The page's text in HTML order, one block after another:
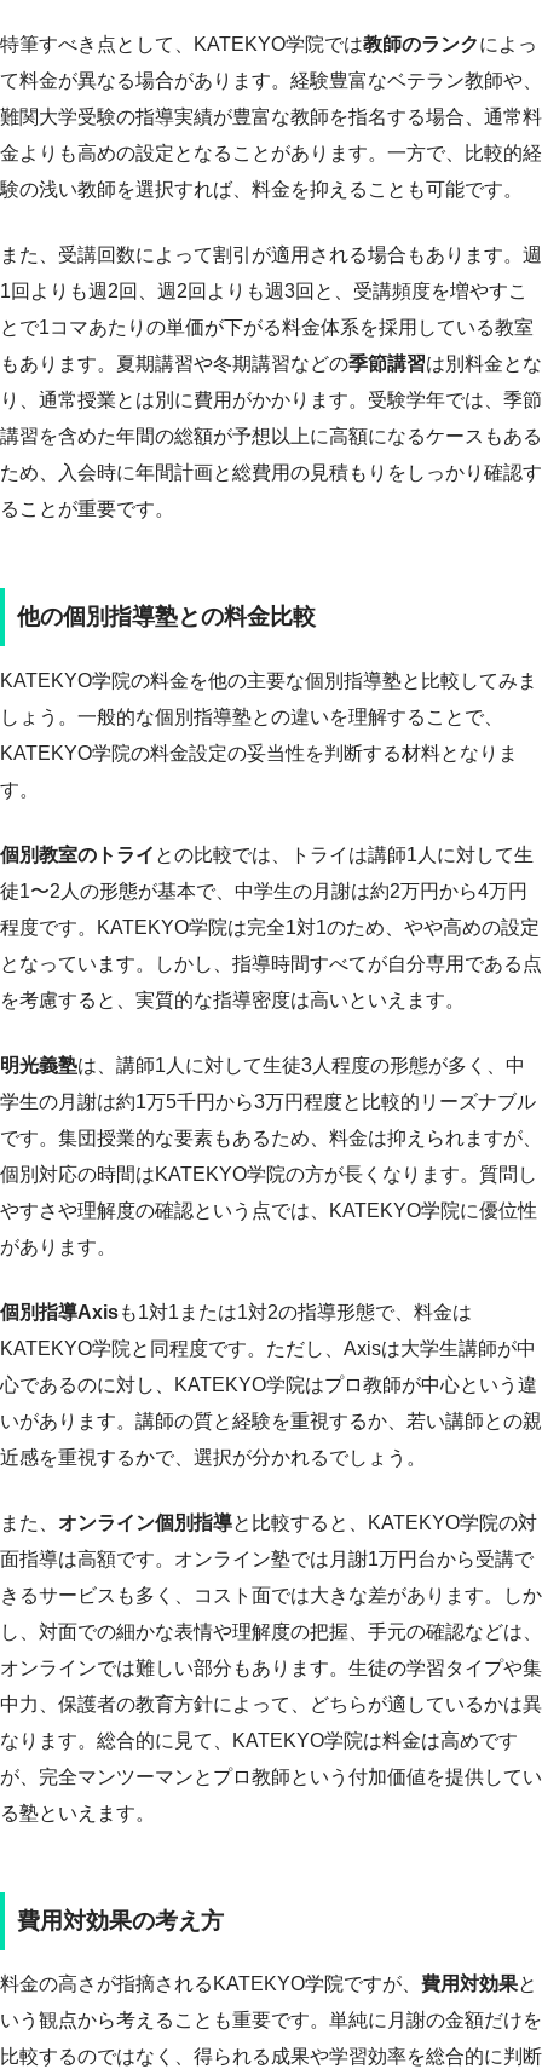
特筆すべき点として、KATEKYO学院では教師のランクによっ
て料金が異なる場合があります。経験豊富なベテラン教師や、
難関大学受験の指導実績が豊富な教師を指名する場合、通常料
金よりも高めの設定となることがあります。一方で、比較的経
験の浅い教師を選択すれば、料金を抑えることも可能です。
また、受講回数によって割引が適用される場合もあります。週
1回よりも週2回、週2回よりも週3回と、受講頻度を増やすこ
とで1コマあたりの単価が下がる料金体系を採用している教室
もあります。夏期講習や冬期講習などの季節講習は別料金とな
り、通常授業とは別に費用がかかります。受験学年では、季節
講習を含めた年間の総額が予想以上に高額になるケースもある
ため、入会時に年間計画と総費用の見積もりをしっかり確認す
ることが重要です。
他の個別指導塾との料金比較
KATEKYO学院の料金を他の主要な個別指導塾と比較してみま
しょう。一般的な個別指導塾との違いを理解することで、
KATEKYO学院の料金設定の妥当性を判断する材料となりま
す。
個別教室のトライ との比較では、トライは講師1人に対して生
徒1〜2人の形態が基本で、中学生の月謝は約2万円から4万円
程度です。KATEKYO学院は完全1対1のため、やや高めの設定
となっています。しかし、指導時間すべてが自分専用である点
を考慮すると、実質的な指導密度は高いといえます。
明光義塾は、講師1人に対して生徒3人程度の形態が多く、中
学生の月謝は約1万5千円から3万円程度と比較的リーズナブル
です。集団授業的な要素もあるため、料金は抑えられますが、
個別対応の時間はKATEKYO学院の方が長くなります。質問し
やすさや理解度の確認という点では、KATEKYO学院に優位性
があります。
個別指導Axisも1対1または1対2の指導形態で、料金は
KATEKYO学院と同程度です。ただし、Axisは大学生講師が中
心であるのに対し、KATEKYO学院はプロ教師が中心という違
いがあります。講師の質と経験を重視するか、若い講師との親
近感を重視するかで、選択が分かれるでしょう。
また、 オンライン個別指導と比較すると、KATEKYO学院の対
面指導は高額です。オンライン塾では月謝1万円台から受講で
きるサービスも多く、コスト面では大きな差があります。しか
し、対面での細かな表情や理解度の把握、手元の確認などは、
オンラインでは難しい部分もあります。生徒の学習タイプや集
中力、保護者の教育方針によって、どちらが適しているかは異
なります。総合的に見て、KATEKYO学院は料金は高めです
が、完全マンツーマンとプロ教師という付加価値を提供してい
る塾といえます。
費用対効果の考え方
料金の高さが指摘されるKATEKYO学院ですが、 費用対効果と
いう観点から考えることも重要です。単純に月謝の金額だけを
比較するのではなく、得られる成果や学習効率を総合的に判断